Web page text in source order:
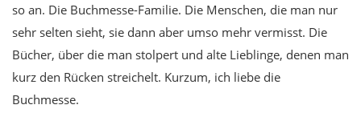
so an. Die Buchmesse-Familie. Die Menschen, die man nur
sehr selten sieht, sie dann aber umso mehr vermisst. Die
Bücher, über die man stolpert und alte Lieblinge, denen man
kurz den Rücken streichelt. Kurzum, ich liebe die
Buchmesse.